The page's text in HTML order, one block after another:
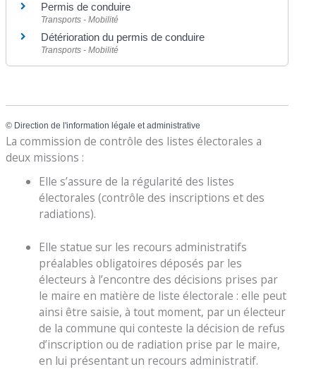
Permis de conduire
Transports - Mobilité
Détérioration du permis de conduire
Transports - Mobilité
© Direction de l'information légale et administrative
La commission de contrôle des listes électorales a
deux missions :
Elle s’assure de la régularité des listes
électorales (contrôle des inscriptions et des
radiations).
Elle statue sur les recours administratifs
préalables obligatoires déposés par les
électeurs à l’encontre des décisions prises par
le maire en matière de liste électorale : elle peut
ainsi être saisie, à tout moment, par un électeur
de la commune qui conteste la décision de refus
d’inscription ou de radiation prise par le maire,
en lui présentant un recours administratif.